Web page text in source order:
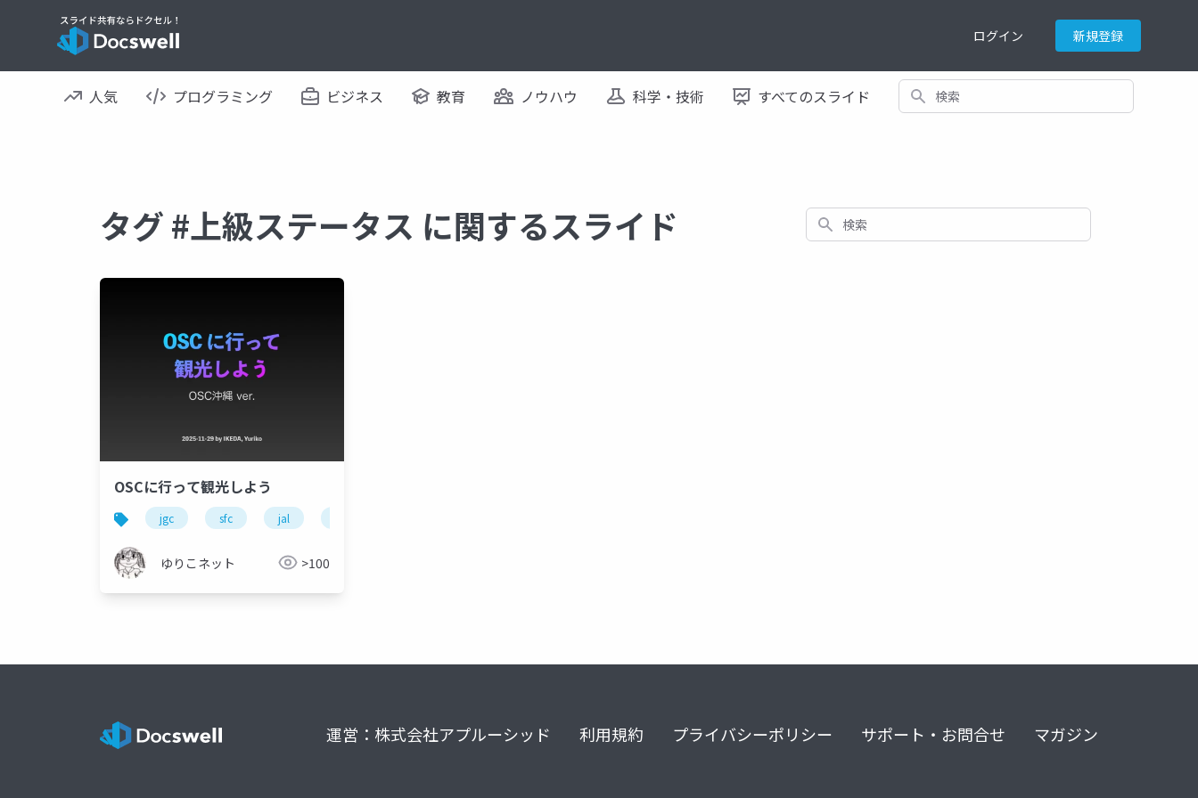
ログイン 新規登録
人気 プログラミング ビジネス 教育 ノウハウ 科学・技術 すべてのスライド 検索
タグ #上級ステータス に関するスライド 検索
OSCに行って観光しよう
jgc sfc jal
ゆりこネット >100
運営：株式会社アプルーシッド 利用規約 プライバシーポリシー サポート・お問合せ マガジン